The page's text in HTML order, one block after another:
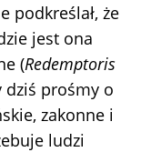
podkreślał, że
jest ona
(Redemptoris
dziś prośmy o
zakonne i
ludzi